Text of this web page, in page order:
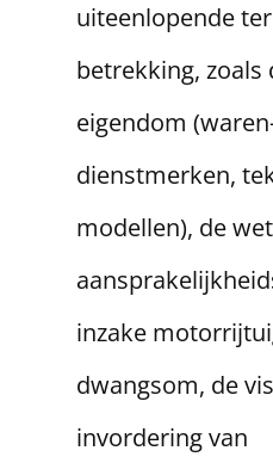
uiteenlopende
betrekking, zoals
eigendom
dienstmerken,
modellen), de
inzake
dwangsom, de
invordering van